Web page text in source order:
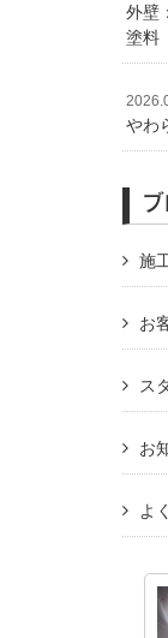
外壁
塗料
やわ
施
お
ス
お
よ